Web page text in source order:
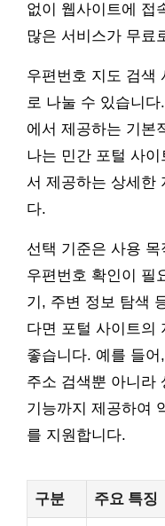
없이 웹사이트에 접
많은 서비스가 무료
우편번호 지도 검색
로 나눌 수 있습니다
에서 제공하는 기본
나는 민간 포털 사이
서 제공하는 상세한
다.
선택 기준은 사용
우편번호 확인이 필
기, 주변 정보 탐색
다면 포털 사이트의
좋습니다. 예를 들
주소 검색뿐 아니라
기능까지 제공하여
를 지원합니다.
구분 주요 특징